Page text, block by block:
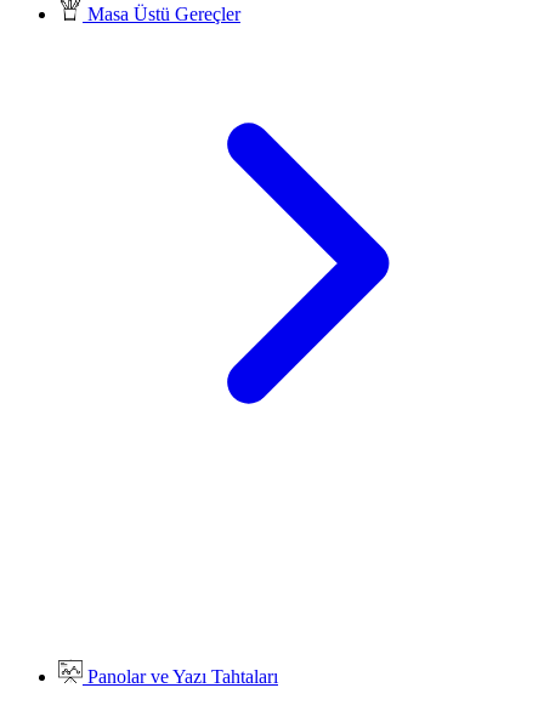
Masa Üstü Gereçler
Panolar ve Yazı Tahtaları